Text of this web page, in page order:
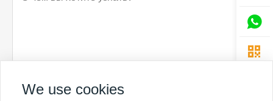


We use cookies